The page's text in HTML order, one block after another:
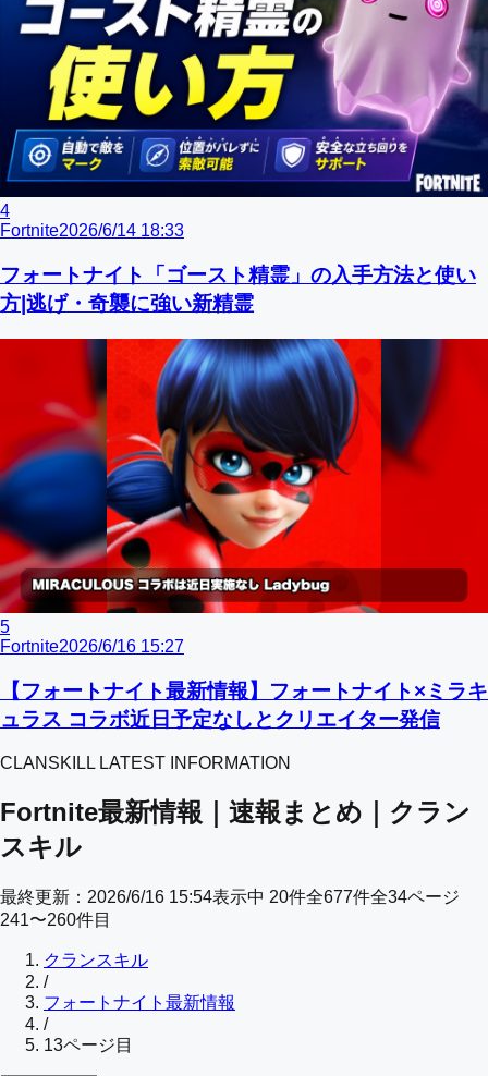
4
Fortnite2026/6/14 18:33
フォートナイト「ゴースト精霊」の入手方法と使い
方|逃げ・奇襲に強い新精霊
5
Fortnite2026/6/16 15:27
【フォートナイト最新情報】フォートナイト×ミラキ
ュラス コラボ近日予定なしとクリエイター発信
CLANSKILL LATEST INFORMATION
Fortnite最新情報｜速報まとめ｜クラン
スキル
最終更新： 2026/6/16 15:54表示中 20件全677件全34ページ
241〜260件目
クランスキル
/
フォートナイト最新情報
/
13ページ目